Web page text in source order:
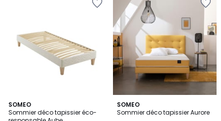
SOMEO
Sommier déco tapissier éco-
SOMEO
Sommier déco tapissier Aurore